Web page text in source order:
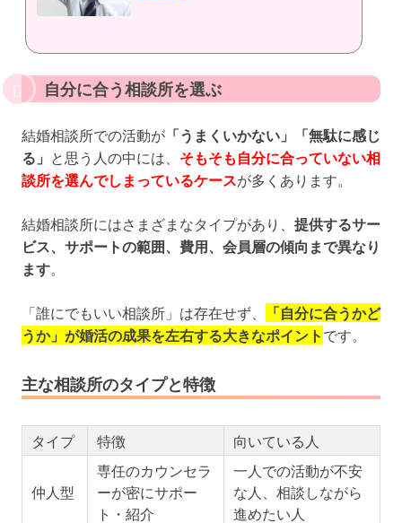
自分に合う相談所を選ぶ
結婚相談所での活動が 「うまくいかない」「無駄に感じ
る」 と思う人の中には、 そもそも自分に合っていない相
談所を選んでしまっているケースが多くあります。
結婚相談所にはさまざまなタイプがあり、 提供するサー
ビス、サポートの範囲、費用、会員層の傾向まで異なり
ます
「誰にでもいい相談所」は存在せず、
「自分に合うかど
うか」が婚活の成果を左右する大きなポイント です。
主な相談所のタイプと特徴
タイプ 特徴 向いている人
仲人型
専任のカウンセラ
ーが密にサポー
ト・紹介
一人での活動が不安
な人、相談しながら
進めたい人